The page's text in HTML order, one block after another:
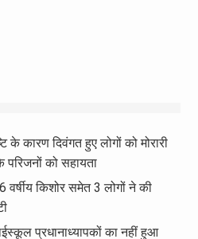
कारण दिवंगत हुए लोगों को मोरारी
को सहायता
किशोर समेत 3 लोगों ने की
प्रधानाध्यापकों का नहीं हुआ